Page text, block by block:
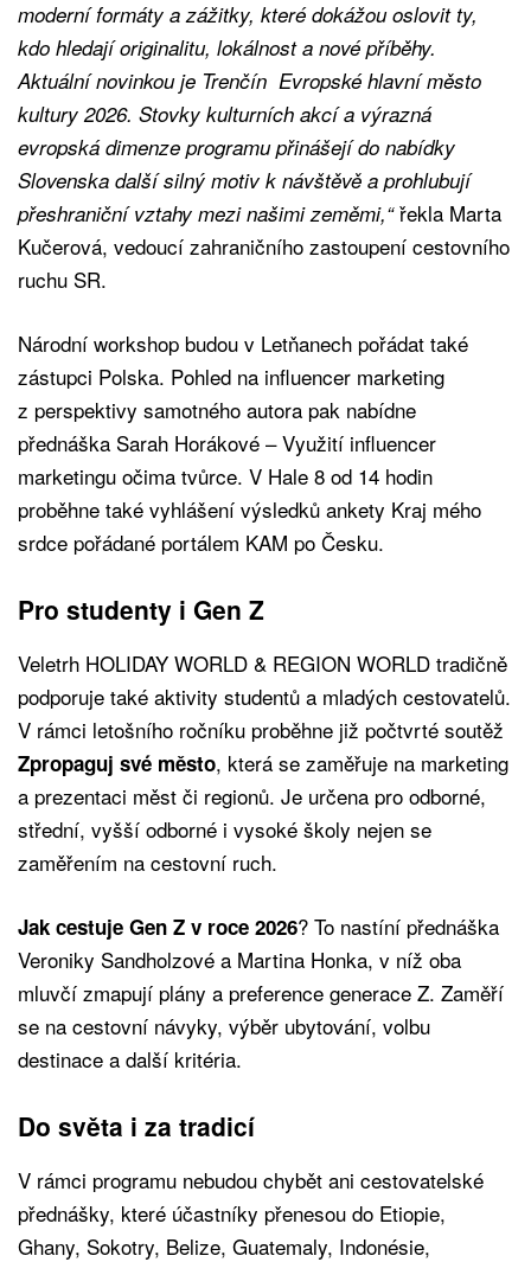
moderní formáty a zážitky, které dokážou oslovit ty,
kdo hledají originalitu, lokálnost a nové příběhy.
Aktuální novinkou je Trenčín Evropské hlavní město
kultury 2026. Stovky kulturních akcí a výrazná
evropská dimenze programu přinášejí do nabídky
Slovenska další silný motiv k návštěvě a prohlubují
přeshraniční vztahy mezi našimi zeměmi,“řekla Marta
Kučerová, vedoucí zahraničního zastoupení cestovního
ruchu SR.
Národní workshop budou v Letňanech pořádat také
zástupci Polska. Pohled na influencer marketing
z perspektivy samotného autora pak nabídne
přednáška Sarah Horákové – Využití influencer
marketingu očima tvůrce. V Hale 8 od 14 hodin
proběhne také vyhlášení výsledků ankety Kraj mého
srdce pořádané portálem KAM po Česku.
Pro studenty i Gen Z
Veletrh HOLIDAY WORLD & REGION WORLD tradičně
podporuje také aktivity studentů a mladých cestovatelů.
V rámci letošního ročníku proběhne již počtvrté soutěž
Zpropaguj své město, která se zaměřuje na marketing
a prezentaci měst či regionů. Je určena pro odborné,
střední, vyšší odborné i vysoké školy nejen se
zaměřením na cestovní ruch.
Jak cestuje Gen Z v roce 2026? To nastíní přednáška
Veroniky Sandholzové a Martina Honka, v níž oba
mluvčí zmapují plány a preference generace Z. Zaměří
se na cestovní návyky, výběr ubytování, volbu
destinace a další kritéria.
Do světa i za tradicí
V rámci programu nebudou chybět ani cestovatelské
přednášky, které účastníky přenesou do Etiopie,
Ghany, Sokotry, Belize, Guatemaly, Indonésie,